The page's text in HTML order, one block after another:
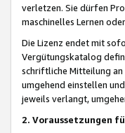
verletzen. Sie dürfen
maschinelles Lernen
Die Lizenz endet mit
Vergütungskatalog
schriftliche Mitteilung an
umgehend einstellen
jeweils verlangt,
2. Voraussetzungen